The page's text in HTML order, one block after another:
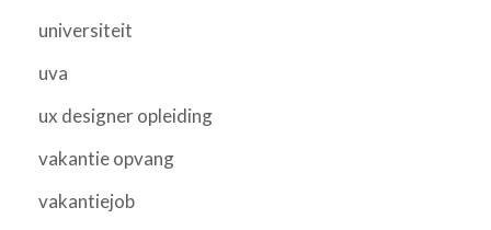
universiteit
uva
ux designer opleiding
vakantie opvang
vakantiejob